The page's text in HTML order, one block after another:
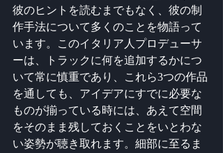
彼のヒントを読むまでもなく、彼の制
作手法について多くのことを物語って
います。このイタリア人プロデューサ
ーは、トラックに何を追加するかにつ
いて常に慎重であり、これら3つの作品
を通しても、アイデアにすでに必要な
ものが揃っている時には、あえて空間
をそのまま残しておくことをいとわな
い姿勢が聴き取れます。細部に至るま